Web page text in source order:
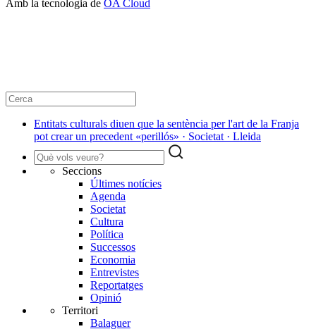
Amb la tecnologia de OA Cloud
Entitats culturals diuen que la sentència per l'art de la Franja
pot crear un precedent «perillós» · Societat · Lleida
Seccions
Últimes notícies
Agenda
Societat
Cultura
Política
Successos
Economia
Entrevistes
Reportatges
Opinió
Territori
Balaguer